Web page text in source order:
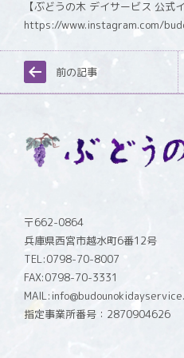
【ぶどうの木 デイサービス 公式
https://www.instagram.com/
前の記事
〒662-0864
兵庫県西宮市越水町6番12号
TEL:0798-70-8007
FAX:0798-70-3331
指定事業所番号：2870904626